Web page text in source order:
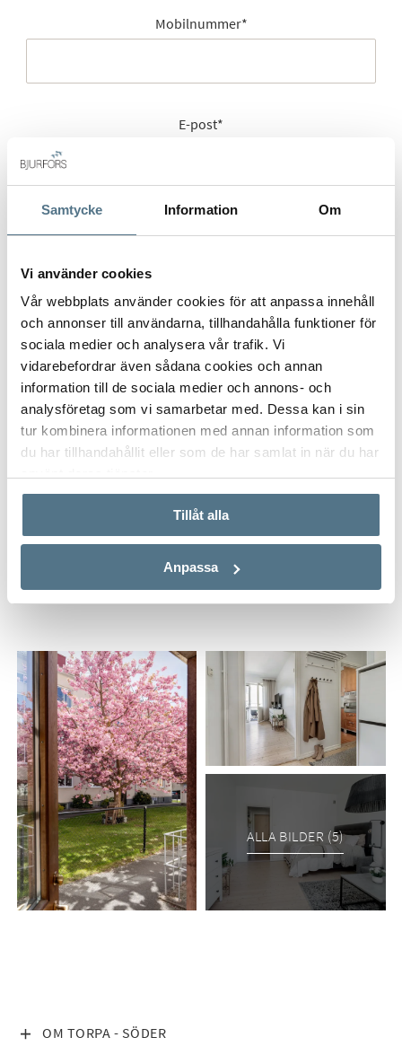
Samtycke Information Om
Vi använder cookies
Vår webbplats använder cookies för att anpassa innehåll
och annonser till användarna, tillhandahålla funktioner för
sociala medier och analysera vår trafik. Vi
vidarebefordrar även sådana cookies och annan
information till de sociala medier och annons- och
analysföretag som vi samarbetar med. Dessa kan i sin
tur kombinera informationen med annan information som
du har tillhandahållit eller som de har samlat in när du har
Tillåt alla
Anpassa
Mobilnummer*
E-post*
Postort*
Postnummer
Ange ditt postnummer (5 siffror utan mellanslag)
ALLA BILDER (5)
OM TORPA - SÖDER
VISA INNEHÅLL